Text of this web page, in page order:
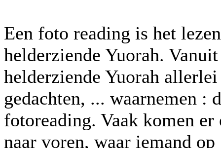
Een foto reading is het
helderziende Yuorah.
helderziende Yuorah
gedachten, ... waarnemen :
fotoreading. Vaak komen er
naar voren, waar iemand